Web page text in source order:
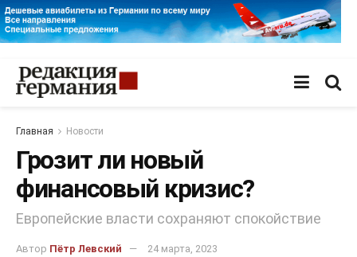
Главная Новости
Грозит ли новый
финансовый кризис?
Европейские власти сохраняют спокойствие
Автор Пётр Левский 24 марта, 2023